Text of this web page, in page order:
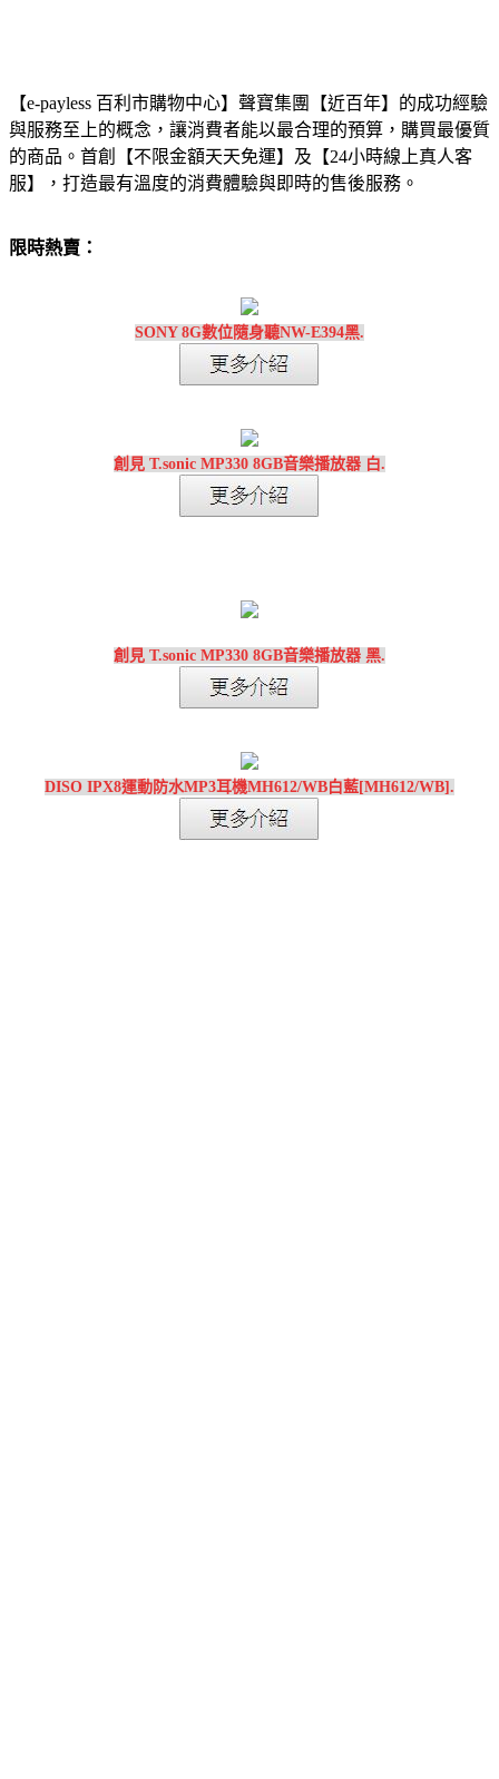
【e-payless 百利市購物中心】聲寶集團【近百年】的成功經驗
與服務至上的概念，讓消費者能以最合理的預算，購買最優質
的商品。首創【不限金額天天免運】及【24小時線上真人客
服】，打造最有溫度的消費體驗與即時的售後服務。
限時熱賣：
SONY 8G數位隨身聽NW-E394黑.
創見 T.sonic MP330 8GB音樂播放器 白.
創見 T.sonic MP330 8GB音樂播放器 黑.
DISO IPX8運動防水MP3耳機MH612/WB白藍[MH612/WB].